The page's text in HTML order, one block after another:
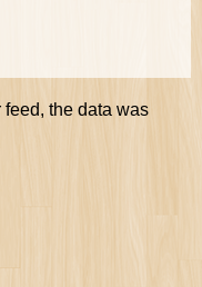
feed, the data was